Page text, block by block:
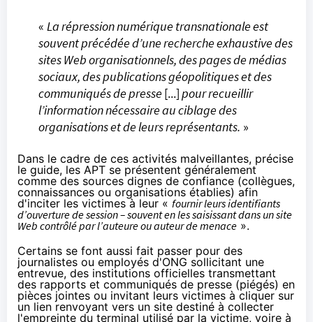
« La répression numérique transnationale est
souvent précédée d’une recherche exhaustive des
sites Web organisationnels, des pages de médias
sociaux, des publications géopolitiques et des
communiqués de presse [...]pour recueillir
l’information nécessaire au ciblage des
organisations et de leurs représentants. »
Dans le cadre de ces activités malveillantes, précise
le guide, les APT se présentent généralement
comme des sources dignes de confiance (collègues,
connaissances ou organisations établies) afin
d'inciter les victimes à leur « fournir leurs identifiants
d’ouverture de session – souvent en les saisissant dans un site
Web contrôlé par l’auteure ou auteur de menace ».
Certains se font aussi fait passer pour des
journalistes ou employés d'ONG sollicitant une
entrevue, des institutions officielles transmettant
des rapports et communiqués de presse (piégés) en
pièces jointes ou invitant leurs victimes à cliquer sur
un lien renvoyant vers un site destiné à collecter
l'empreinte du terminal utilisé par la victime, voire à